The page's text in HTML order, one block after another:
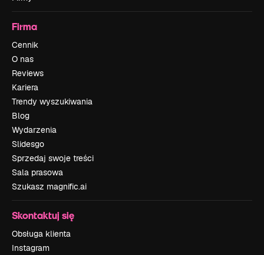
Firma
Cennik
O nas
Reviews
Kariera
Trendy wyszukiwania
Blog
Wydarzenia
Slidesgo
Sprzedaj swoje treści
Sala prasowa
Szukasz magnific.ai
Skontaktuj się
Obsługa klienta
Instagram